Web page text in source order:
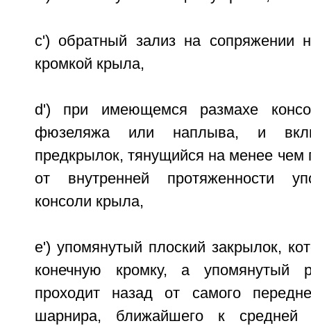
c') обратный зализ на сопряжении
кромкой крыла,
d') при имеющемся размахе
фюзеляжа или наплыва, и
предкрылок, тянущийся на менее чем
от внутренней протяженности
консоли крыла,
e') упомянутый плоский закрылок,
конечную кромку, а упомянутый
проходит назад от самого
шарнира, ближайшего к средней